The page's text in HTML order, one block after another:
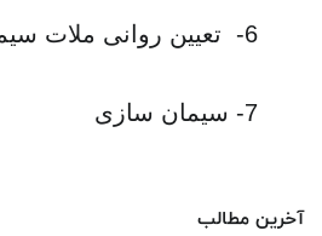
6- تعيين روانی ملات سيمان
7- سيمان سازی
آخرین مطالب